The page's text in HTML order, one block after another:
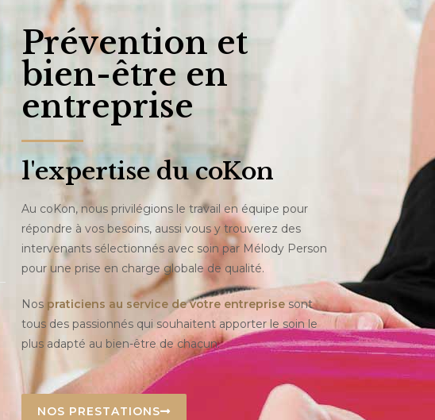
Prévention et
bien-être en
entreprise
l'expertise du coKon
Au coKon, nous privilégions le travail en équipe pour
répondre à vos besoins, aussi vous y trouverez des
intervenants sélectionnés avec soin par Mélody Person
pour une prise en charge globale de qualité.
Nos praticiens au service de votre entreprise sont
tous des passionnés qui souhaitent apporter le soin le
plus adapté au bien-être de chacun.
NOS PRESTATIONS